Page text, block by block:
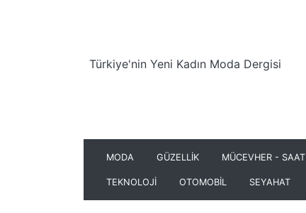
Türkiye'nin Yeni Kadın Moda Dergisi
MODA GÜZELLİK MÜCEVHER - SAAT
TEKNOLOJİ OTOMOBİL SEYAHAT